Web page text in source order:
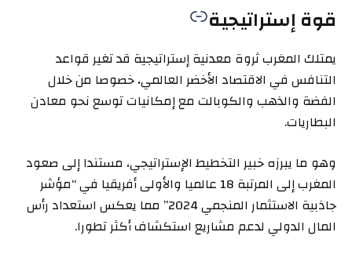
قوة إستراتيجية
يمتلك المغرب ثروة معدنية إستراتيجية قد تغير قواعد
التنافس في الاقتصاد الأخضر العالمي، خصوصا من خلال
الفضة والذهب والكوبالت مع إمكانيات توسع نحو معادن
البطاريات.
وهو ما يبرزه خبير التخطيط الإستراتيجي، مستندا إلى صعود
المغرب إلى المرتبة 18 عالميا والأولى أفريقيا في “مؤشر
جاذبية الاستثمار المنجمي 2024” مما يعكس استعداد رأس
المال الدولي لدعم مشاريع استكشاف أكثر تطورا.